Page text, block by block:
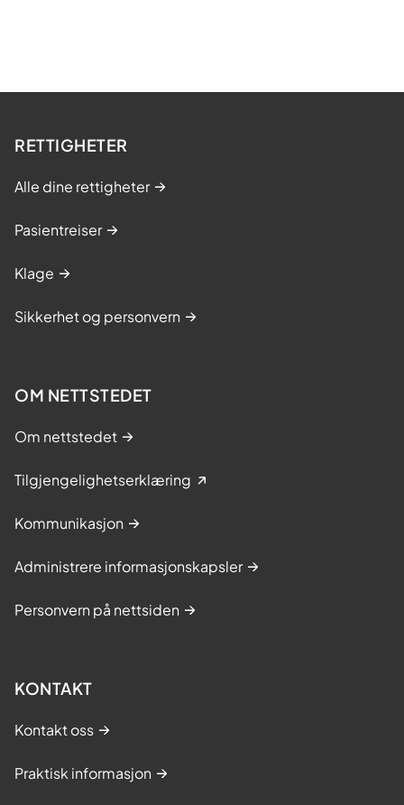
RETTIGHETER
Alle dine rettigheter
Pasientreiser
Klage
Sikkerhet og personvern
OM NETTSTEDET
Om nettstedet
Tilgjengelighetserklæring
Kommunikasjon
Administrere informasjonskapsler
Personvern på nettsiden
KONTAKT
Kontakt oss
Praktisk informasjon